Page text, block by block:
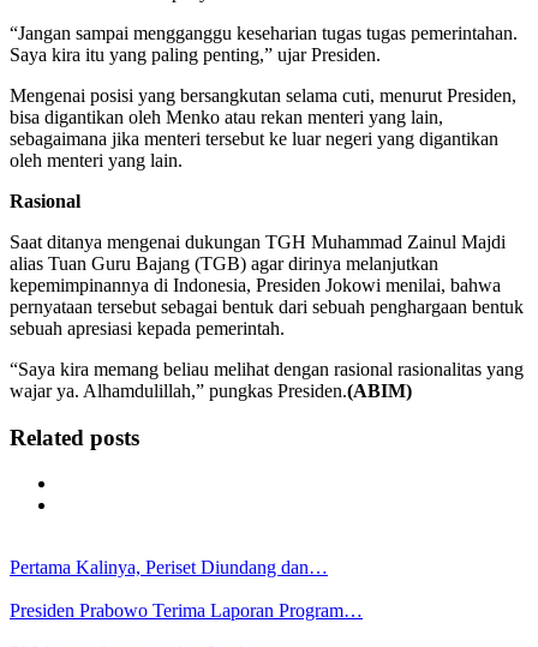
“Jangan sampai mengganggu keseharian tugas tugas pemerintahan.
Saya kira itu yang paling penting,” ujar Presiden.
Mengenai posisi yang bersangkutan selama cuti, menurut Presiden,
bisa digantikan oleh Menko atau rekan menteri yang lain,
sebagaimana jika menteri tersebut ke luar negeri yang digantikan
oleh menteri yang lain.
Rasional
Saat ditanya mengenai dukungan TGH Muhammad Zainul Majdi
alias Tuan Guru Bajang (TGB) agar dirinya melanjutkan
kepemimpinannya di Indonesia, Presiden Jokowi menilai, bahwa
pernyataan tersebut sebagai bentuk dari sebuah penghargaan bentuk
sebuah apresiasi kepada pemerintah.
“Saya kira memang beliau melihat dengan rasional rasionalitas yang
wajar ya. Alhamdulillah,” pungkas Presiden.(ABIM)
Related posts
Pertama Kalinya, Periset Diundang dan…
Presiden Prabowo Terima Laporan Program…